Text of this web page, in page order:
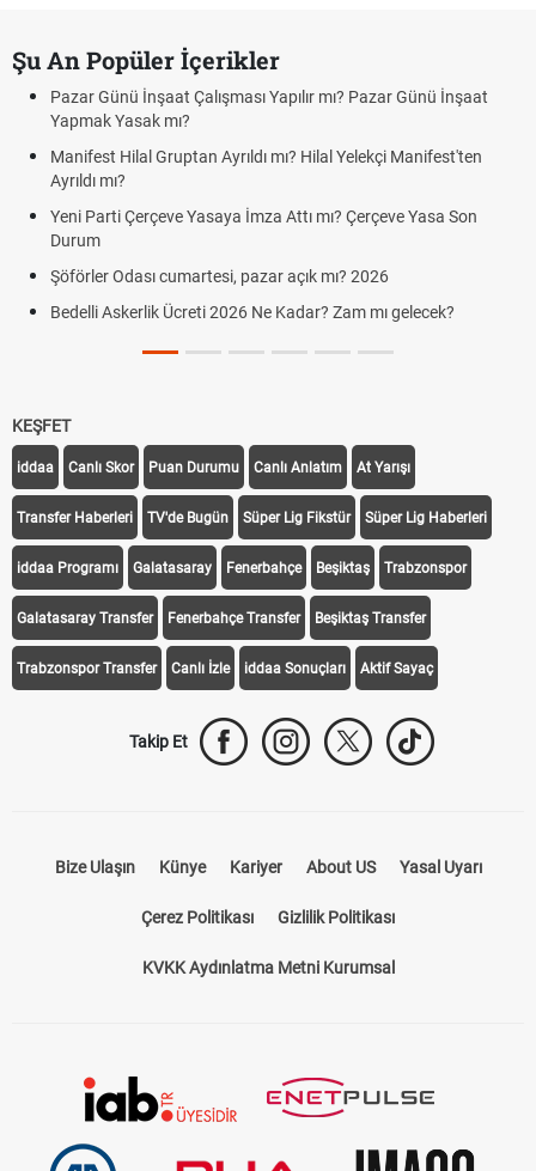
Şu An Popüler İçerikler
Pazar Günü İnşaat Çalışması Yapılır mı? Pazar Günü İnşaat
Yapmak Yasak mı?
Manifest Hilal Gruptan Ayrıldı mı? Hilal Yelekçi Manifest'ten
Ayrıldı mı?
Yeni Parti Çerçeve Yasaya İmza Attı mı? Çerçeve Yasa Son
Durum
Şöförler Odası cumartesi, pazar açık mı? 2026
Bedelli Askerlik Ücreti 2026 Ne Kadar? Zam mı gelecek?
KEŞFET
iddaa Canlı Skor Puan Durumu Canlı Anlatım At Yarışı
Transfer Haberleri TV'de Bugün Süper Lig Fikstür Süper Lig Haberleri
iddaa Programı Galatasaray Fenerbahçe Beşiktaş Trabzonspor
Galatasaray Transfer Fenerbahçe Transfer Beşiktaş Transfer
Trabzonspor Transfer Canlı İzle iddaa Sonuçları Aktif Sayaç
Takip Et
Bize Ulaşın Künye Kariyer About US Yasal Uyarı
Çerez Politikası Gizlilik Politikası
KVKK Aydınlatma Metni Kurumsal